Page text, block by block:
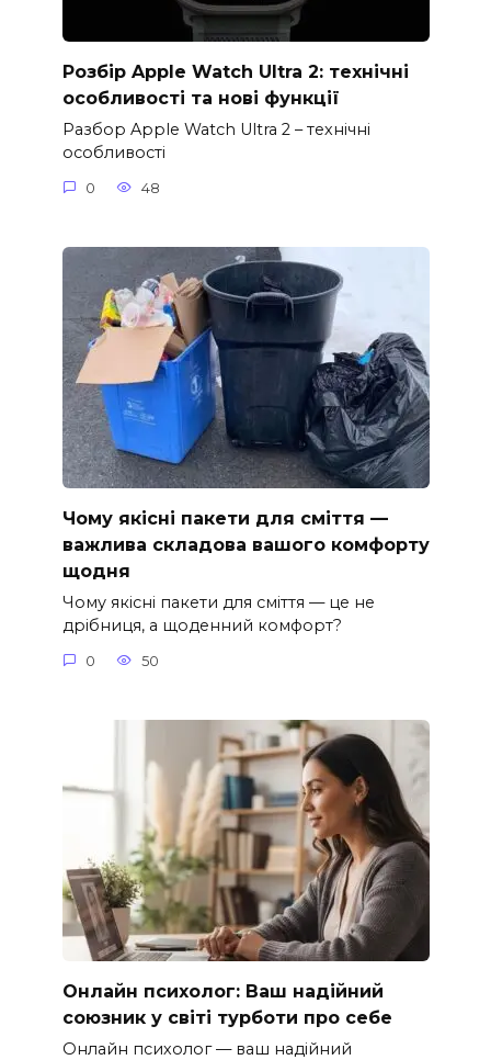
Розбір Apple Watch Ultra 2: технічні
особливості та нові функції
Разбор Apple Watch Ultra 2 – технічні
особливості
0 48
Чому якісні пакети для сміття —
важлива складова вашого комфорту
щодня
Чому якісні пакети для сміття — це не
дрібниця, а щоденний комфорт?
0 50
Онлайн психолог: Ваш надійний
союзник у світі турботи про себе
Онлайн психолог — ваш надійний